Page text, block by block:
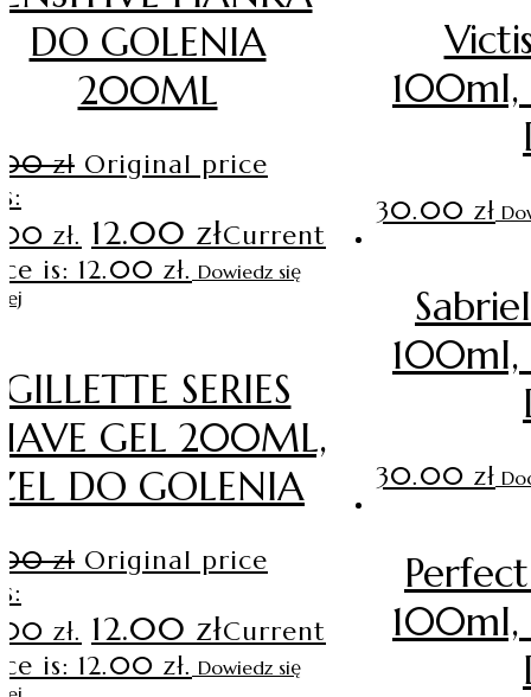
DO GOLENIA
200ML
zł Original price
zł. 12.00 złCurrent
is: 12.00 zł. Dowiedz się
GILLETTE SERIES
GEL 200ML,
DO GOLENIA
zł Original price
zł. 12.00 złCurrent
is: 12.00 zł. Dowiedz się
100ml,
30.00 zł
100ml,
30.00 zł
100ml,